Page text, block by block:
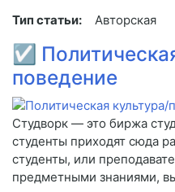
Тип статьи: Авторская
☑
поведение
Студворк — это биржа
студенты приходят сюда
студенты, или
предметными знаниями,